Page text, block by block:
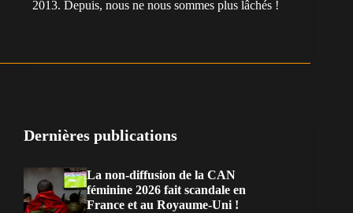
2013. Depuis, nous ne nous sommes plus lâchés !
Dernières publications
La non-diffusion de la CAN
féminine 2026 fait scandale en
France et au Royaume-Uni !